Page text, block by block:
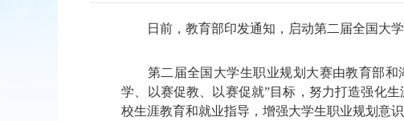
日前，教育部印发通知，启动第二届全国大学
第二届全国大学生职业规划大赛由教育部和
学、以赛促教、以赛促就”目标，努力打造强化
校生涯教育和就业指导，增强大学生职业规划意